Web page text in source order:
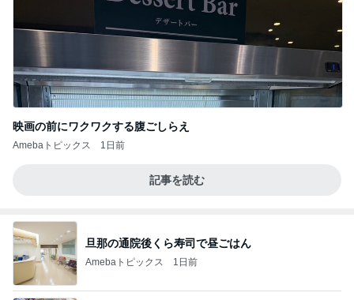
映画の前にワクワクする腹ごしらえ
Amebaトピックス 1日前
記事を読む
旦那の通院後くら寿司で昼ごはん
Amebaトピックス 1日前